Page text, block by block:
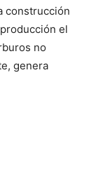
construcción
el
no
genera